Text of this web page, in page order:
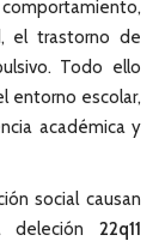
el trastorno de
Todo ello
entorno escolar,
académica y
social causan
deleción 22q11